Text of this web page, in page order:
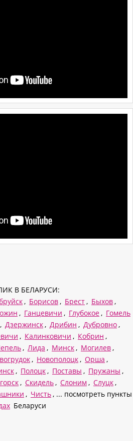
В БЕЛАРУСИ:
, Борисов , Брест , Быхов ,
, Ганцевичи , Глубокое , Гомель
, Дзержинск , Дрибин , Дубровно ,
, Калинковичи , Кобрин ,
, Лида , Минск , Могилев ,
, Новополоцк , Орша ,
, Полоцк , Поставы , Пружаны ,
, Скидель , Слоним , Слуцк ,
, Чисть , ... посмотреть пункты
Беларуси